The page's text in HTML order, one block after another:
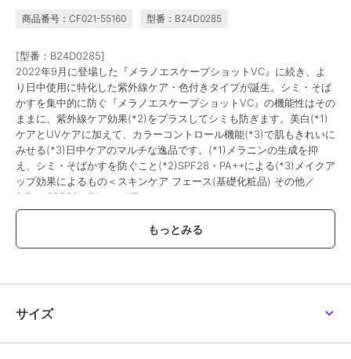
商品番号：CF021-55160 型番：B24D0285
[型番：B24D0285]
2022年9月に登場した『メラノエスケープショットVC』に続き、よ
り日中使用に特化した紫外線ケア・色付きタイプが誕生。シミ・そば
かすを集中的に防ぐ『メラノエスケープショットVC』の機能性はその
ままに、紫外線ケア効果(*2)をプラスしてシミも防ぎます。美白(*1)
ケアとUVケアに加えて、カラーコントロール機能(*3)で肌もきれいに
みせる(*3)日中ケアのマルチな逸品です。(*1)メラニンの生成を抑
え、シミ・そばかすを防ぐこと(*2)SPF28・PA++による(*3)メイクア
ップ効果によるもの＜スキンケア フェース(基礎化粧品) その他／
2.5g／SPF28・PA++／1種＞
この商品は、不良品のみ返品を承ります
商品カテゴリ
性別タイプ
レディース
サイズ